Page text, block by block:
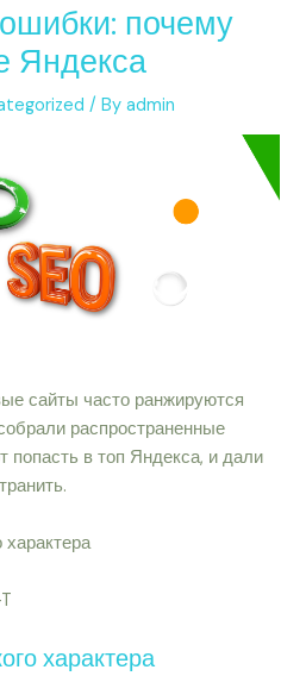
почему
Яндекса
/ Byadmin
сайты часто ранжируются
распространенные
в топ Яндекса, и дали
характера